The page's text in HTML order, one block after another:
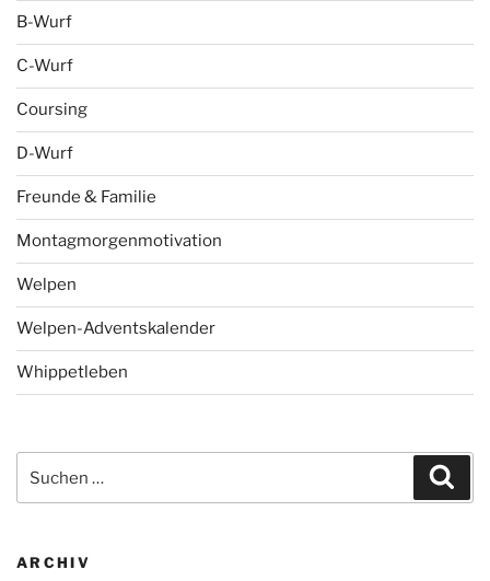
B-Wurf
C-Wurf
Coursing
D-Wurf
Freunde & Familie
Montagmorgenmotivation
Welpen
Welpen-Adventskalender
Whippetleben
nach:
ARCHIV